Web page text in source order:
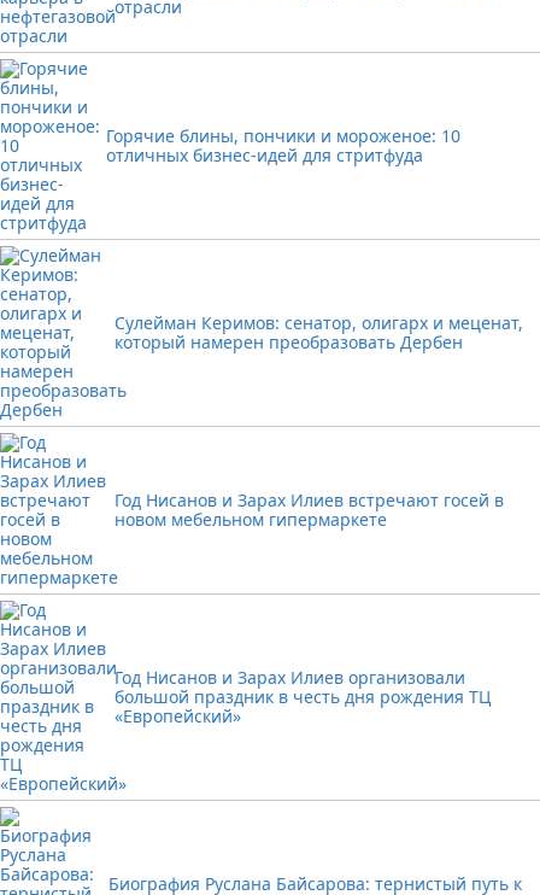
отрасли
Горячие блины, пончики и мороженое: 10
отличных бизнес-идей для стритфуда
Сулейман Керимов: сенатор, олигарх и меценат,
который намерен преобразовать Дербен
Год Нисанов и Зарах Илиев встречают госей в
новом мебельном гипермаркете
Год Нисанов и Зарах Илиев организовали
большой праздник в честь дня рождения ТЦ
«Европейский»
Биография Руслана Байсарова: тернистый путь к